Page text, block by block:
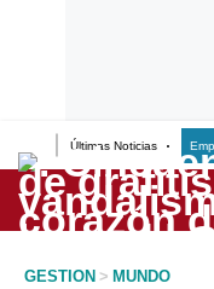
Últimas Noticias
Lo último
Peru Quiosco
GESTION > MUNDO